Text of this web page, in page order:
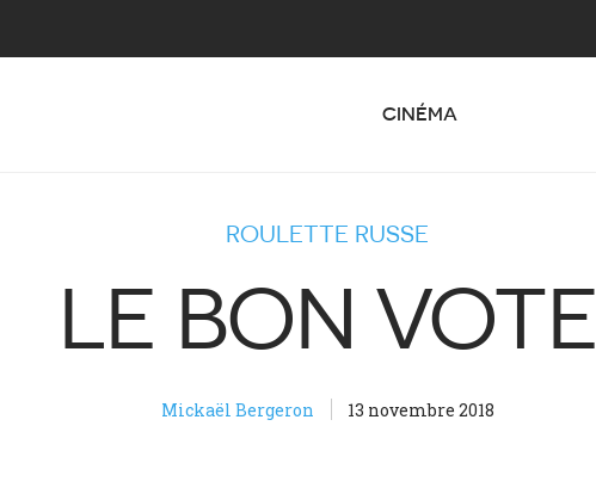
CINÉMA
ROULETTE RUSSE
LE BON VOTE
Mickaël Bergeron 13 novembre 2018